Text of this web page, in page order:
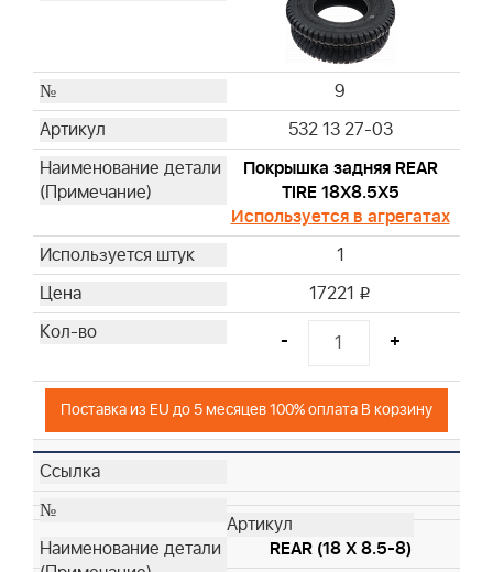
9
532 13 27-03
Покрышка задняя REAR
TIRE 18X8.5X5
Используется в агрегатах
1
17221 i
- +
Поставка из EU до 5 месяцев 100% оплата В корзину
REAR (18 X 8.5-8)